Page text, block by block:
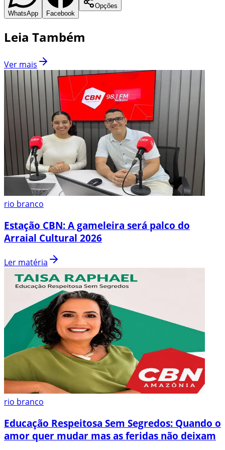
WhatsApp Facebook
Opções
Leia Também
Ver mais
rio branco
Estação CBN: A gameleira será palco do
Arraial Cultural 2026
Ler matéria
rio branco
Educação Respeitosa Sem Segredos: Quando o
amor quer mudar mas as feridas não deixam